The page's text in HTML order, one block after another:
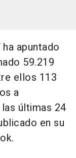
apuntado
59.219
ellos 113
a
últimas 24
en su